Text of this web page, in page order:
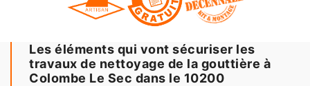
Les éléments qui vont sécuriser les
travaux de nettoyage de la gouttière à
Colombe Le Sec dans le 10200